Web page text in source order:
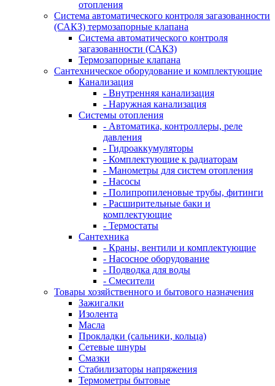
отопления
Система автоматического контроля загазованности
(САКЗ) термозапорные клапана
Система автоматического контроля
загазованности (САКЗ)
Термозапорные клапана
Сантехническое оборудование и комплектующие
Канализация
- Внутренняя канализация
- Наружная канализация
Системы отопления
- Автоматика, контроллеры, реле
давления
- Гидроаккумуляторы
- Комплектующие к радиаторам
- Манометры для систем отопления
- Насосы
- Полипропиленовые трубы, фитинги
- Расширительные баки и
комплектующие
- Термостаты
Сантехника
- Краны, вентили и комплектующие
- Насосное оборудование
- Подводка для воды
- Смесители
Товары хозяйственного и бытового назначения
Зажигалки
Изолента
Масла
Прокладки (сальники, кольца)
Сетевые шнуры
Смазки
Стабилизаторы напряжения
Термометры бытовые